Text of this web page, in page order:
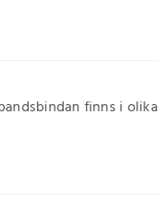
finns i olika